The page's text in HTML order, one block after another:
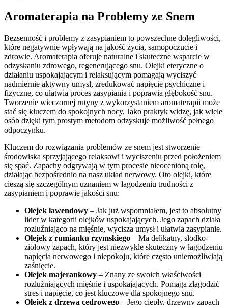
Aromaterapia na Problemy ze Snem
Bezsenność i problemy z zasypianiem to powszechne dolegliwości,
które negatywnie wpływają na jakość życia, samopoczucie i
zdrowie. Aromaterapia oferuje naturalne i skuteczne wsparcie w
odzyskaniu zdrowego, regenerującego snu. Olejki eteryczne o
działaniu uspokajającym i relaksującym pomagają wyciszyć
nadmiernie aktywny umysł, zredukować napięcie psychiczne i
fizyczne, co ułatwia proces zasypiania i poprawia głębokość snu.
Tworzenie wieczornej rutyny z wykorzystaniem aromaterapii może
stać się kluczem do spokojnych nocy. Jako praktyk widzę, jak wiele
osób dzięki tym prostym metodom odzyskuje możliwość pełnego
odpoczynku.
Kluczem do rozwiązania problemów ze snem jest stworzenie
środowiska sprzyjającego relaksowi i wyciszeniu przed położeniem
się spać. Zapachy odgrywają w tym procesie nieocenioną rolę,
działając bezpośrednio na nasz układ nerwowy. Oto olejki, które
cieszą się szczególnym uznaniem w łagodzeniu trudności z
zasypianiem i poprawie jakości snu:
Olejek lawendowy – Jak już wspomniałem, jest to absolutny
lider w kategorii olejków uspokajających. Jego zapach działa
rozluźniająco na mięśnie, wycisza umysł i ułatwia zasypianie.
Olejek z rumianku rzymskiego – Ma delikatny, słodko-
ziołowy zapach, który jest niezwykle skuteczny w łagodzeniu
napięcia nerwowego i niepokoju, które często uniemożliwiają
zaśnięcie.
Olejek majerankowy – Znany ze swoich właściwości
rozluźniających mięśnie i uspokajających. Pomaga złagodzić
stres i napięcie, co jest kluczowe dla spokojnego snu.
Olejek z drzewa cedrowego – Jego ciepły, drzewny zapach